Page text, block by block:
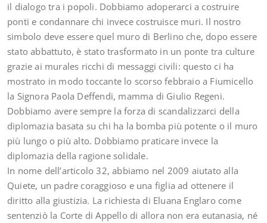
il dialogo tra i popoli. Dobbiamo adoperarci a costruire
ponti e condannare chi invece costruisce muri. Il nostro
simbolo deve essere quel muro di Berlino che, dopo essere
stato abbattuto, è stato trasformato in un ponte tra culture
grazie ai murales ricchi di messaggi civili: questo ci ha
mostrato in modo toccante lo scorso febbraio a Fiumicello
la Signora Paola Deffendi, mamma di Giulio Regeni.
Dobbiamo avere sempre la forza di scandalizzarci della
diplomazia basata su chi ha la bomba più potente o il muro
più lungo o più alto. Dobbiamo praticare invece la
diplomazia della ragione solidale.
In nome dell’articolo 32, abbiamo nel 2009 aiutato alla
Quiete, un padre coraggioso e una figlia ad ottenere il
diritto alla giustizia. La richiesta di Eluana Englaro come
sentenziò la Corte di Appello di allora non era eutanasia, né